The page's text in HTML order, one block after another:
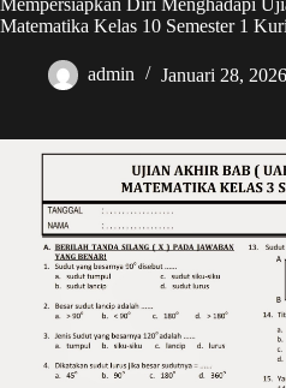
Mempersiapkan Diri Menghadapi
Matematika Kelas 10 Semester 1
admin Januari 28, 2026